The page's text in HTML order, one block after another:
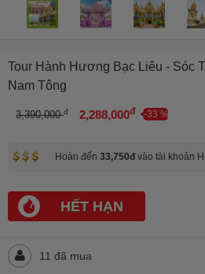
Tour Hành Hương Bạc Liêu - Sóc
Nam Tông
3,390,000đ 2,288,000đ -33 %
Hoàn đến33,750đvào tài khoản
HẾT HẠN
11 đã mua